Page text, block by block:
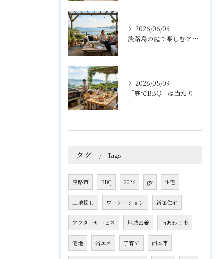
2026/06/06
淡路島の庭で楽しむアウトドアリビング活用法
2026/05/09
「庭でBBQ」は当たり前？淡路島ライフを楽しむ外構プラン
タグ Tags
淡路市 BBQ 2026 gx 住宅
土地探し ワーケーション 新築住宅
アフターサービス 地域密着 南あわじ市
宅地 省エネ 子育て 洲本市